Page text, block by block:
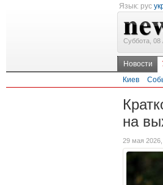
Язык: рус
Суббота, 08
Новости
Киев
на
29 мая